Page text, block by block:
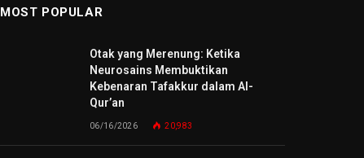
MOST POPULAR
Otak yang Merenung: Ketika
Neurosains Membuktikan
Kebenaran Tafakkur dalam Al-
Qur’an
06/16/2026 20,983